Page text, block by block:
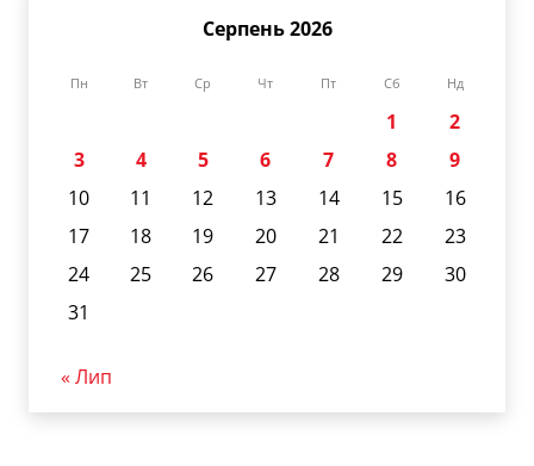
Серпень 2026
Пн Вт Ср Чт Пт Сб Нд
1
2
3
4 5 6 7 8
9
10
11 12 13 14 15
16
17
18 19 20 21 22
23
24
25 26 27 28 29
30
31
« Лип